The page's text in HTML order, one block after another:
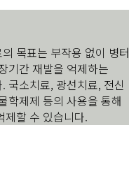
목표는 부작용 없이 병터
기간 재발을 억제하는
국소치료, 광선치료, 전신
학제제 등의 사용을 통해
제할 수 있습니다.